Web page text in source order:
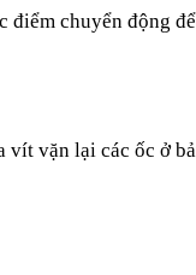
chuyển động
vặn lại các ốc ở